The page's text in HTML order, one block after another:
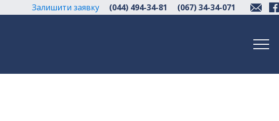
Залишити заявку (044) 494-34-81 (067) 34-34-071